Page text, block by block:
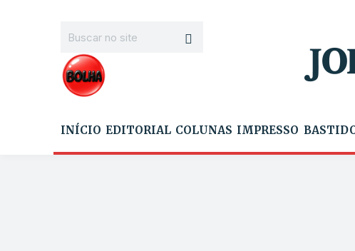
INÍCIO EDITORIAL COLUNAS IMPRESSO